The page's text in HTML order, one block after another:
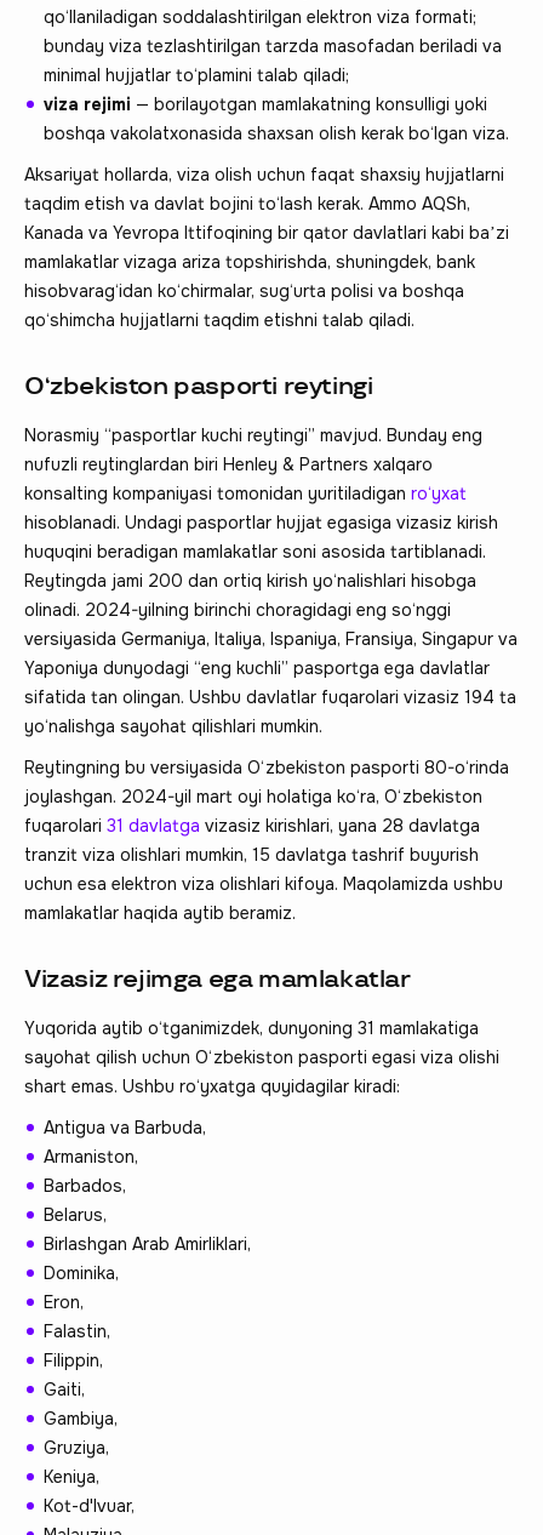
qo‘llaniladigan soddalashtirilgan elektron viza formati;
bunday viza tezlashtirilgan tarzda masofadan beriladi va
minimal hujjatlar to‘plamini talab qiladi;
viza rejimi — borilayotgan mamlakatning konsulligi yoki
boshqa vakolatxonasida shaxsan olish kerak bo‘lgan viza.
Aksariyat hollarda, viza olish uchun faqat shaxsiy hujjatlarni
taqdim etish va davlat bojini to‘lash kerak. Ammo AQSh,
Kanada va Yevropa Ittifoqining bir qator davlatlari kabi baʼzi
mamlakatlar vizaga ariza topshirishda, shuningdek, bank
hisobvarag‘idan ko‘chirmalar, sug‘urta polisi va boshqa
qo‘shimcha hujjatlarni taqdim etishni talab qiladi.
O‘zbekiston pasporti reytingi
Norasmiy “pasportlar kuchi reytingi” mavjud. Bunday eng
nufuzli reytinglardan biri Henley & Partners xalqaro
konsalting kompaniyasi tomonidan yuritiladigan ro‘yxat
hisoblanadi. Undagi pasportlar hujjat egasiga vizasiz kirish
huquqini beradigan mamlakatlar soni asosida tartiblanadi.
Reytingda jami 200 dan ortiq kirish yo‘nalishlari hisobga
olinadi. 2024-yilning birinchi choragidagi eng so‘nggi
versiyasida Germaniya, Italiya, Ispaniya, Fransiya, Singapur va
Yaponiya dunyodagi “eng kuchli” pasportga ega davlatlar
sifatida tan olingan. Ushbu davlatlar fuqarolari vizasiz 194 ta
yo‘nalishga sayohat qilishlari mumkin.
Reytingning bu versiyasida O‘zbekiston pasporti 80-o‘rinda
joylashgan. 2024-yil mart oyi holatiga ko‘ra, O‘zbekiston
fuqarolari 31 davlatga vizasiz kirishlari, yana 28 davlatga
tranzit viza olishlari mumkin, 15 davlatga tashrif buyurish
uchun esa elektron viza olishlari kifoya. Maqolamizda ushbu
mamlakatlar haqida aytib beramiz.
Vizasiz rejimga ega mamlakatlar
Yuqorida aytib o‘tganimizdek, dunyoning 31 mamlakatiga
sayohat qilish uchun O‘zbekiston pasporti egasi viza olishi
shart emas. Ushbu ro‘yxatga quyidagilar kiradi:
Antigua va Barbuda,
Armaniston,
Barbados,
Belarus,
Birlashgan Arab Amirliklari,
Dominika,
Eron,
Falastin,
Filippin,
Gaiti,
Gambiya,
Gruziya,
Keniya,
Kot-d'Ivuar,